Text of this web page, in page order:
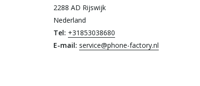
2288 AD Rijswijk
Nederland
Tel: +31853038680
E-mail: service@phone-factory.nl